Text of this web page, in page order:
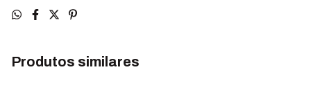
Produtos similares